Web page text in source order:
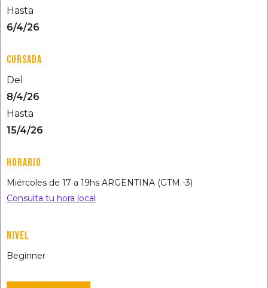
Hasta
6/4/26
CURSADA
Del
8/4/26
Hasta
15/4/26
HORARIO
Miércoles de 17 a 19hs ARGENTINA (GTM -3)
Consulta tu hora local
NIVEL
Beginner